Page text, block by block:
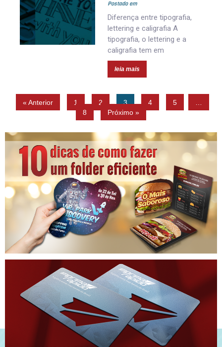
Postado em
Diferença entre tipografia,
lettering e caligrafia A
tipografia, o lettering e a
caligrafia tem em
leia mais
« Anterior 1 2 3 4 5
8
Próximo »